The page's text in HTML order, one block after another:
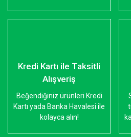
Kredi Kartı ile Taksitli
Alışveriş
Beğendiğiniz ürünleri Kredi
Kartı yada Banka Havalesi ile
kolayca alın!